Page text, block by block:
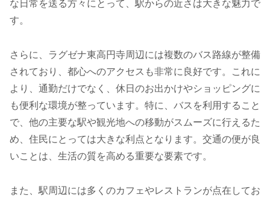
な日常を送る方々にとって、駅からの近さは大きな魅力で
す。
さらに、ラグゼナ東高円寺周辺には複数のバス路線が整備
されており、都心へのアクセスも非常に良好です。これに
より、通勤だけでなく、休日のお出かけやショッピングに
も便利な環境が整っています。特に、バスを利用すること
で、他の主要な駅や観光地への移動がスムーズに行えるた
め、住民にとっては大きな利点となります。交通の便が良
いことは、生活の質を高める重要な要素です。
また、駅周辺には多くのカフェやレストランが点在してお